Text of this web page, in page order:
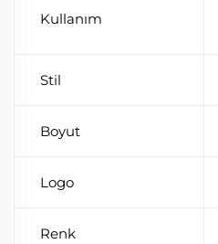
Kullanım
Stil
Boyut
Logo
Renk